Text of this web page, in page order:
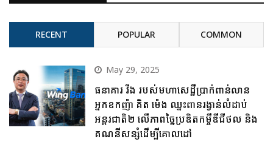
RECENT POPULAR COMMON
May 29, 2025
ធនាគារ វីង របស់មហាសេដ្ឋីប្រាក់ពាន់លាន
អ្នកឧកញ៉ា គិត ម៉េង ឈ្នះពានរង្វាន់លំដាប់
អន្តរជាតិ២ លើភាពច្នៃប្រឌិតកម្ចីឌីជីថល និង
គណនីសន្សំដើម្បីគោលដៅ